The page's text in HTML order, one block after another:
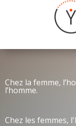
Chez la femme,
l’homme.
Chez les femmes,